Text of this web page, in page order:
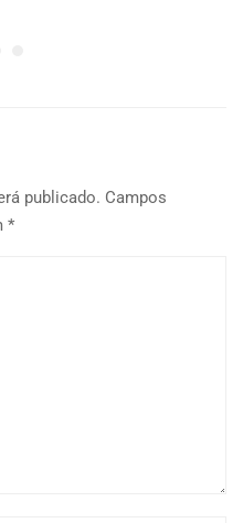
publicado. Campos
*